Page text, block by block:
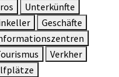
Unterkünfte
Geschäfte
Verkher